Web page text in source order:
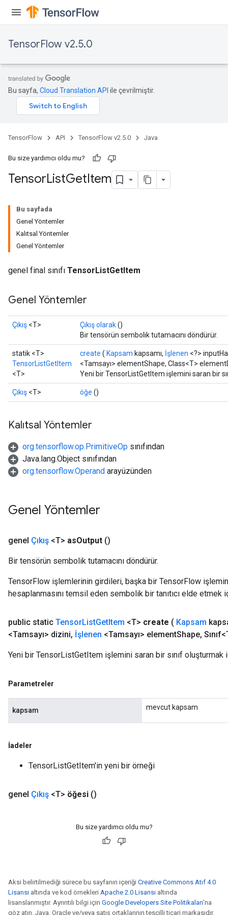
TensorFlow v2.5.0
Bu sayfa, Cloud Translation API ile çevrilmiştir.
TensorFlow API TensorFlow v2.5.0 Java
Bu size yardımcı oldu mu?
TensorListGetItem
Bu sayfada
Genel Yöntemler
Kalıtsal Yöntemler
Genel Yöntemler
genel final sınıfı TensorListGetItem
Genel Yöntemler
Çıkış <T> Çıkış olarak()
Bir tensörün sembolik tutamacını döndürür.
statik <T>
TensorListGetItem
<T>
create ( Kapsam kapsamı, İşlenen <?>
<Tamsayı> elementShape, Class<T>
Yeni bir TensorListGetItem işlemini saran bir
Çıkış <T> öğe ()
Kalıtsal Yöntemler
org.tensorflow.op.PrimitiveOp sınıfından
Java.lang.Object sınıfından
org.tensorflow.Operand arayüzünden
Genel Yöntemler
genel Çıkış <T> asOutput ()
Bir tensörün sembolik tutamacını döndürür.
TensorFlow işlemlerinin girdileri, başka bir TensorFlow
hesaplanmasını temsil eden sembolik bir tanıtıcı elde etmek
public static TensorListGetItem <T> create ( Kapsam
<Tamsayı> dizini, İşlenen <Tamsayı> elementShape,
Yeni bir TensorListGetItem işlemini saran bir sınıf oluşturmak
Parametreler
kapsam mevcut kapsam
İadeler
TensorListGetItem'in yeni bir örneği
genel Çıkış <T> öğesi ()
Bu size yardımcı oldu mu?
Aksi belirtilmediği sürece bu sayfanın içeriği Creative Commons Atıf 4.0
Lisansı altında ve kod örnekleri Apache 2.0 Lisansı altında
lisanslanmıştır. Ayrıntılı bilgi için Google Developers Site Politikaları'na
göz atın. Java, Oracle ve/veya satış ortaklarının tescilli ticari markasıdır.